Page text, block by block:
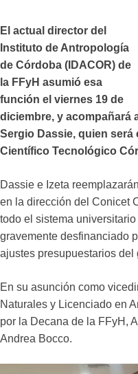
El actual director del
Instituto de Antropología
de Córdoba (IDACOR) de
la FFyH asumió esa
función el viernes 19 de
diciembre, y acompañará
Sergio Dassie, quien
Científico Tecnológico
Dassie e Izeta
en la dirección del Conicet
todo el sistema
gravemente desfinanciado
ajustes presupuestarios
En su asunción como
Naturales y Licenciado en
por la Decana de la FFyH,
Andrea Bocco.